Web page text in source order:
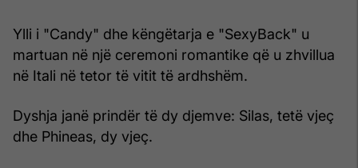
Ylli i "Candy" dhe këngëtarja e "SexyBack" u
martuan në një ceremoni romantike që u zhvillua
në Itali në tetor të vitit të ardhshëm.
Dyshja janë prindër të dy djemve: Silas, tetë vjeç
dhe Phineas, dy vjeç.